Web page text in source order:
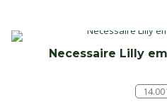
Necessaire Lilly